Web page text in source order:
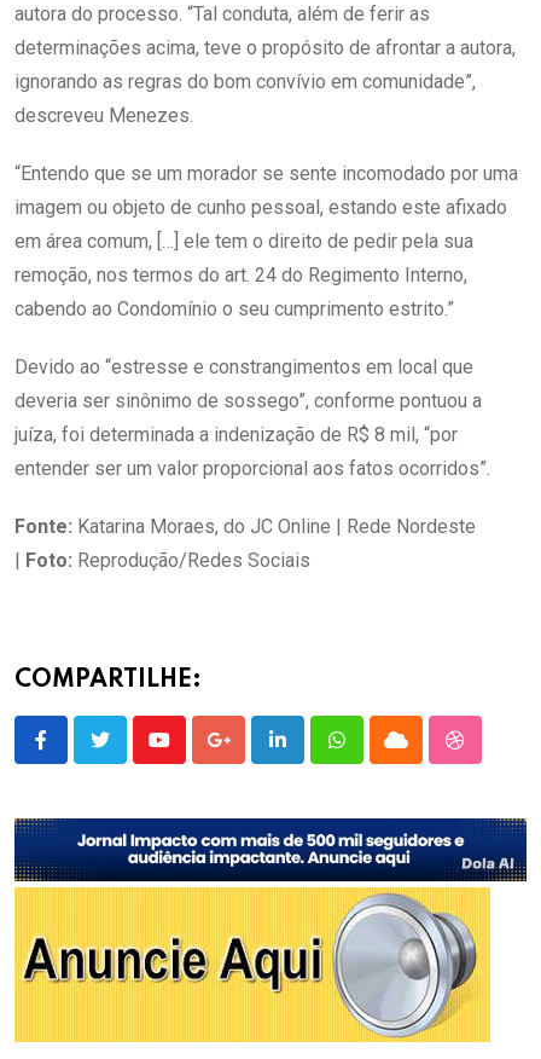
autora do processo. “Tal conduta, além de ferir as
determinações acima, teve o propósito de afrontar a autora,
ignorando as regras do bom convívio em comunidade”,
descreveu Menezes.
“Entendo que se um morador se sente incomodado por uma
imagem ou objeto de cunho pessoal, estando este afixado
em área comum, […] ele tem o direito de pedir pela sua
remoção, nos termos do art. 24 do Regimento Interno,
cabendo ao Condomínio o seu cumprimento estrito.”
Devido ao “estresse e constrangimentos em local que
deveria ser sinônimo de sossego”, conforme pontuou a
juíza, foi determinada a indenização de R$ 8 mil, “por
entender ser um valor proporcional aos fatos ocorridos”.
Fonte: Katarina Moraes, do JC Online | Rede Nordeste
| Foto: Reprodução/Redes Sociais
COMPARTILHE:
YoutubeGoogle+LinkedInWhatsappCloud